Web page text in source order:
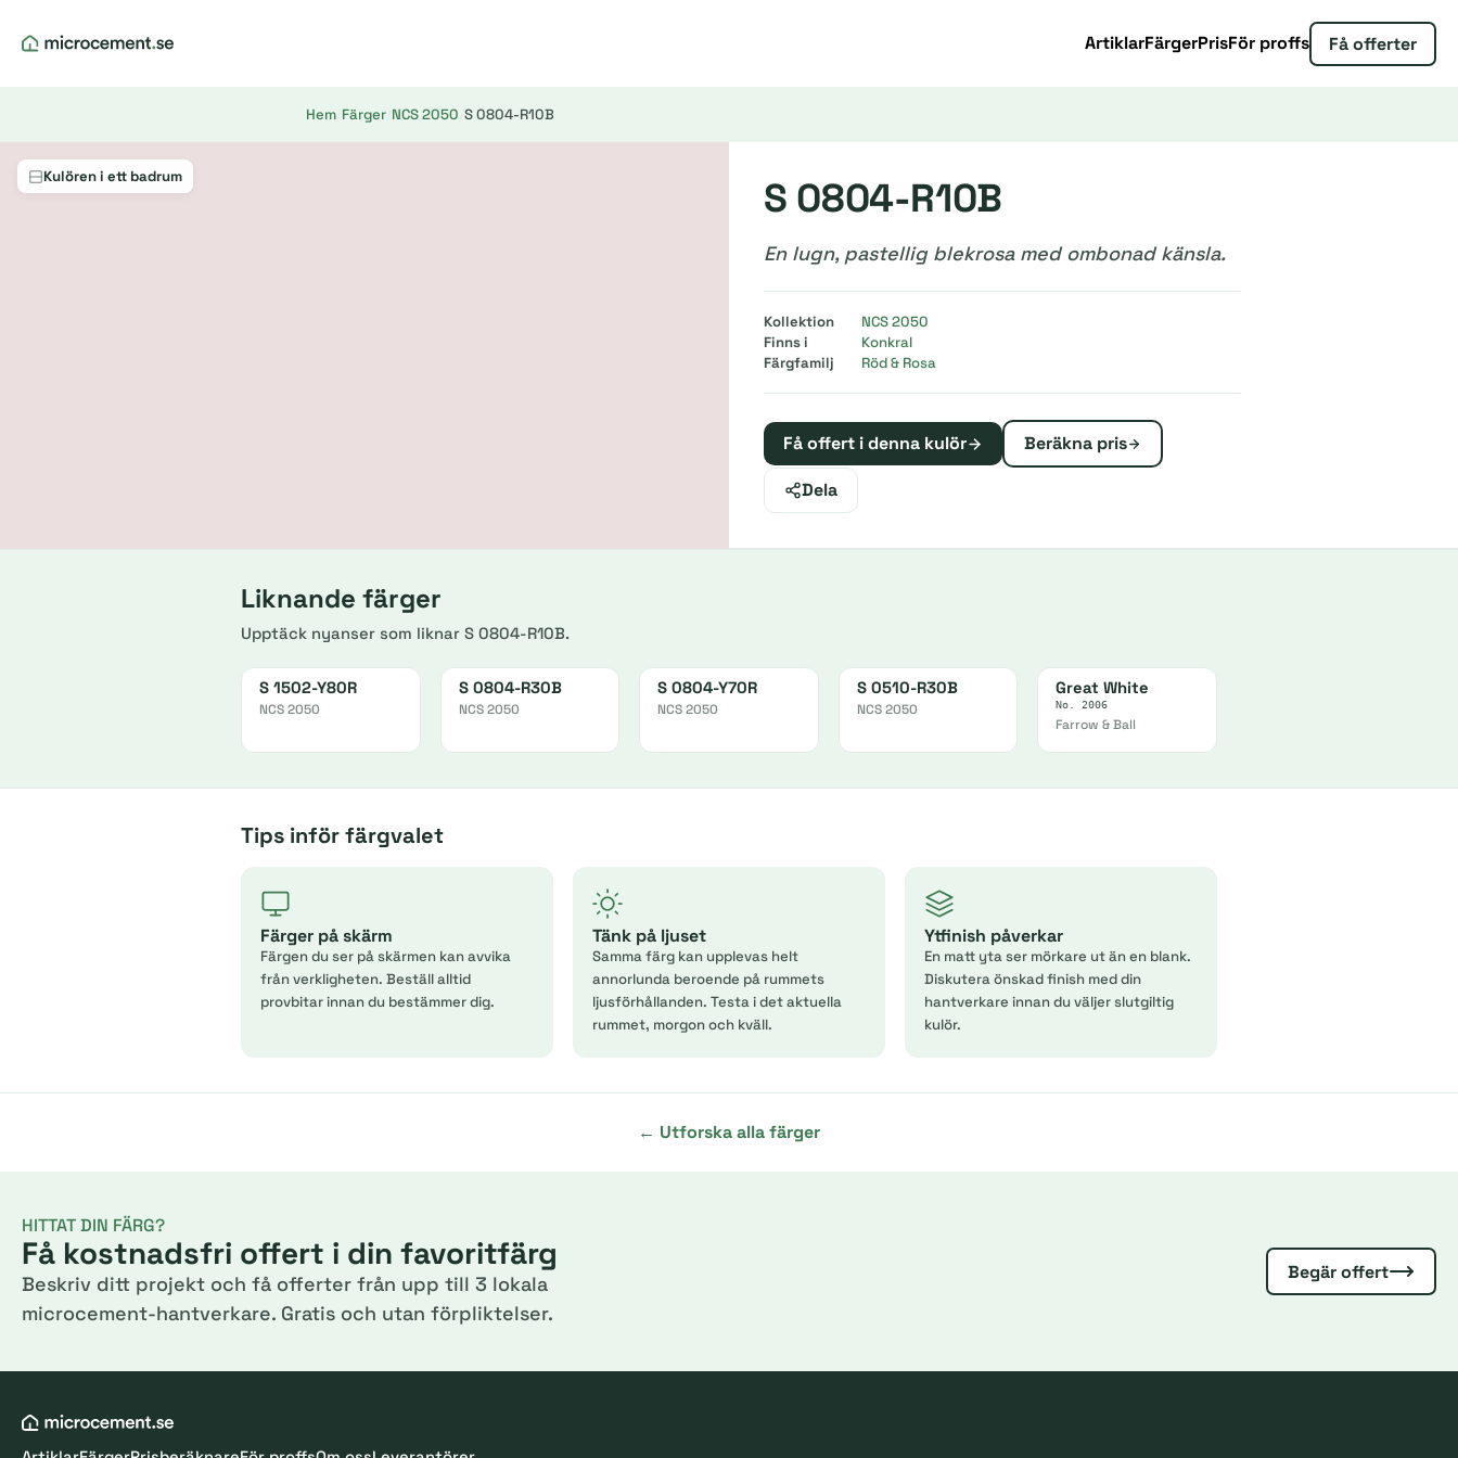
ArtiklarFärgerPrisFör proffs Få offerter
Hem Färger NCS 2050 S 0804-R10B
Kulören i ett badrum S 0804-R10B
En lugn, pastellig blekrosa med ombonad känsla.
Kollektion
NCS 2050
Finns i
Konkral
Färgfamilj
Röd & Rosa
Få offert i denna kulör Beräkna pris
Dela
Liknande färger
Upptäck nyanser som liknar S 0804-R10B.
S 1502-Y80R
NCS 2050
S 0804-R30B
NCS 2050
S 0804-Y70R
NCS 2050
S 0510-R30B
NCS 2050
Great White
No. 2006
Farrow & Ball
Tips inför färgvalet
Färger på skärm
Färgen du ser på skärmen kan avvika
från verkligheten. Beställ alltid
provbitar innan du bestämmer dig.
Tänk på ljuset
Samma färg kan upplevas helt
annorlunda beroende på rummets
ljusförhållanden. Testa i det aktuella
rummet, morgon och kväll.
Ytfinish påverkar
En matt yta ser mörkare ut än en blank.
Diskutera önskad finish med din
hantverkare innan du väljer slutgiltig
kulör.
← Utforska alla färger
HITTAT DIN FÄRG?
Få kostnadsfri offert i din favoritfärg
Beskriv ditt projekt och få offerter från upp till 3 lokala
microcement-hantverkare. Gratis och utan förpliktelser.
Begär offert